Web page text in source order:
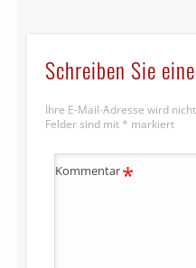
Schreiben Sie
Ihre E-Mail-Adresse wird
Felder sind mit * markiert
Kommentar*